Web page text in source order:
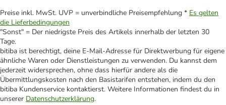
Preise inkl. MwSt. UVP = unverbindliche Preisempfehlung * Es gelten
die Lieferbedingungen
"Sonst" = Der niedrigste Preis des Artikels innerhalb der letzten 30
Tage.
bitiba ist berechtigt, deine E-Mail-Adresse für Direktwerbung für eigene
ähnliche Waren oder Dienstleistungen zu verwenden. Du kannst dem
jederzeit widersprechen, ohne dass hierfür andere als die
Übermittlungskosten nach den Basistarifen entstehen, indem du den
bitiba Kundenservice kontaktierst. Weitere Informationen findest du in
unserer Datenschutzerklärung.